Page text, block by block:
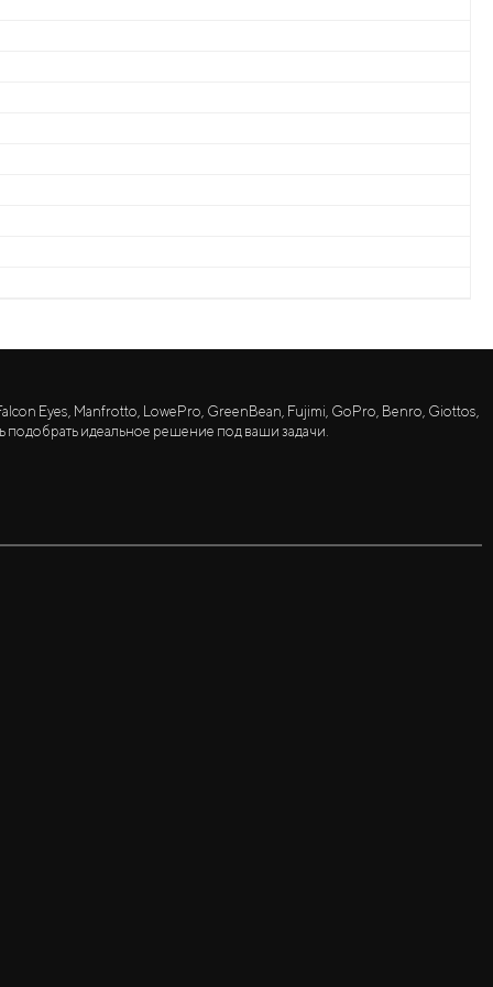
Eyes, Manfrotto, LowePro, GreenBean, Fujimi, GoPro, Benro, Giottos,
идеальное решение под ваши задачи.